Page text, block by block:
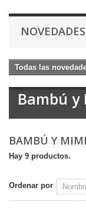
NOVEDADES
Todas las
Bambú y
BAMBÚ Y
Hay 9 productos.
Ordenar por